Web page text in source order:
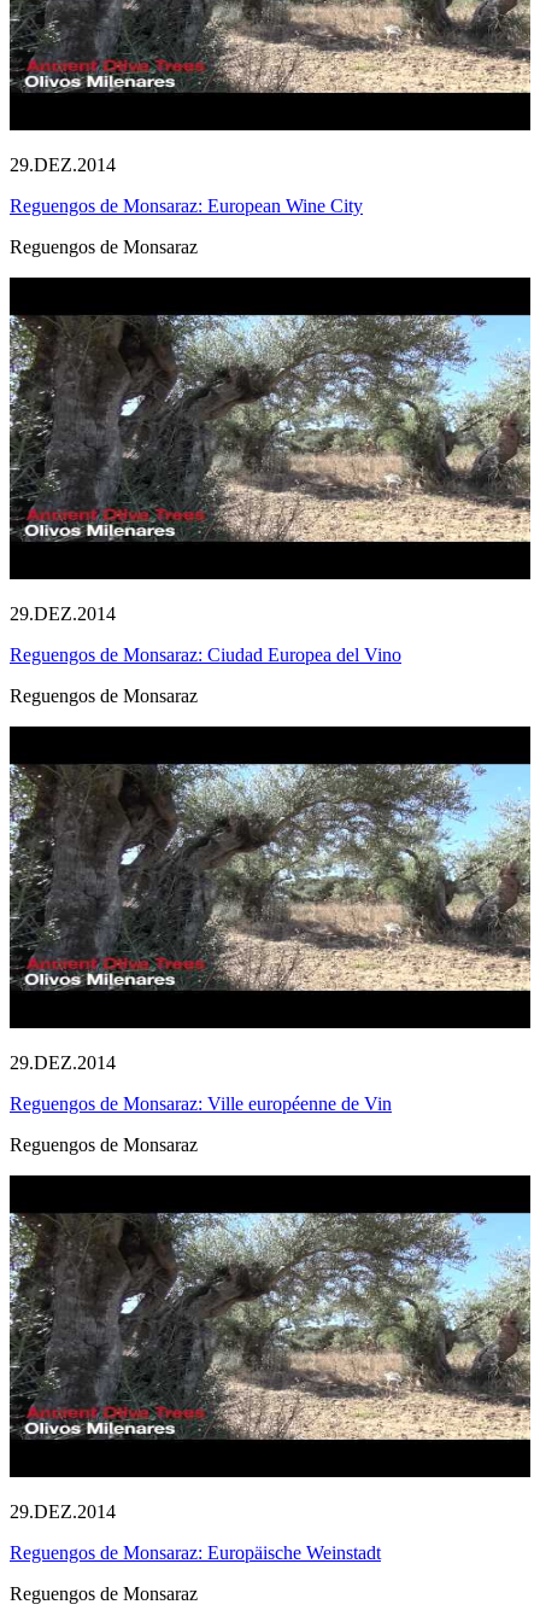
29.DEZ.2014
Reguengos de Monsaraz: European Wine City
Reguengos de Monsaraz
29.DEZ.2014
Reguengos de Monsaraz: Ciudad Europea del Vino
Reguengos de Monsaraz
29.DEZ.2014
Reguengos de Monsaraz: Ville européenne de Vin
Reguengos de Monsaraz
29.DEZ.2014
Reguengos de Monsaraz: Europäische Weinstadt
Reguengos de Monsaraz